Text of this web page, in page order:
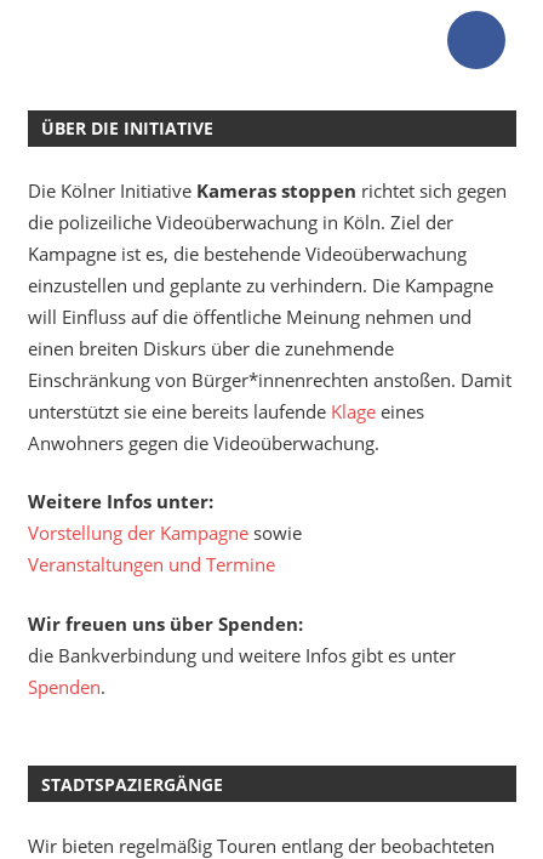
ÜBER DIE INITIATIVE
Die Kölner Initiative Kameras stoppen richtet sich gegen
die polizeiliche Videoüberwachung in Köln. Ziel der
Kampagne ist es, die bestehende Videoüberwachung
einzustellen und geplante zu verhindern. Die Kampagne
will Einfluss auf die öffentliche Meinung nehmen und
einen breiten Diskurs über die zunehmende
Einschränkung von Bürger*innenrechten anstoßen. Damit
unterstützt sie eine bereits laufende Klageeines
Anwohners gegen die Videoüberwachung.
Weitere Infos unter:
Vorstellung der Kampagne sowie
Veranstaltungen und Termine
Wir freuen uns über Spenden:
die Bankverbindung und weitere Infos gibt es unter
Spenden.
STADTSPAZIERGÄNGE
Wir bieten regelmäßig Touren entlang der beobachteten